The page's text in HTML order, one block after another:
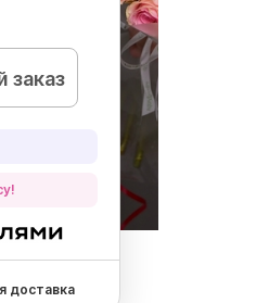
заказ
доставка